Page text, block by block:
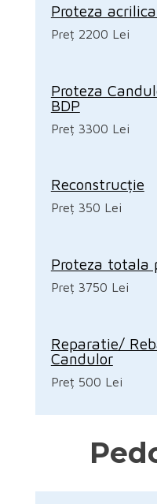
Proteza
Preț 2200 Lei
Proteza
BDP
Preț 3300 Lei
Reconstrucție
Preț 350 Lei
Proteza totala
Preț 3750 Lei
Reparatie/
Candulor
Preț 500 Lei